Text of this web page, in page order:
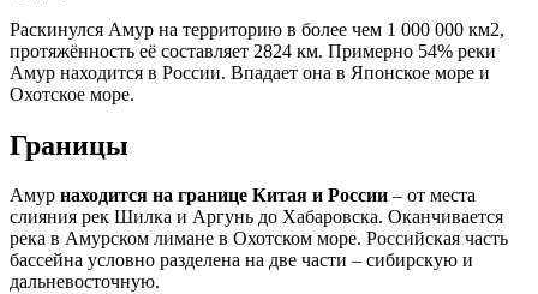
Раскинулся Амур на территорию в более чем 1 000 000 км2,
протяжённость её составляет 2824 км. Примерно 54% реки
Амур находится в России. Впадает она в Японское море и
Охотское море.
Границы
Амур находится на границе Китая и России – от места
слияния рек Шилка и Аргунь до Хабаровска. Оканчивается
река в Амурском лимане в Охотском море. Российская часть
бассейна условно разделена на две части – сибирскую и
дальневосточную.